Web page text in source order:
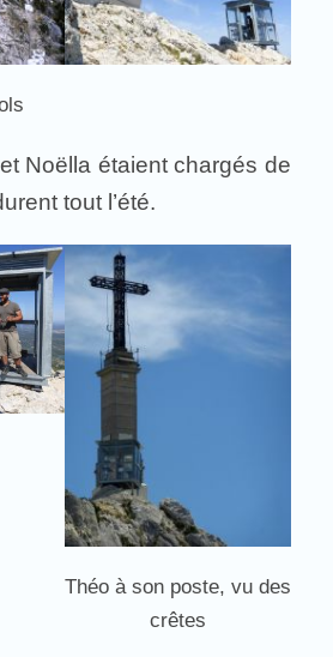
Noëlla étaient chargés de
tout l’été.
Théo à son poste, vu des
crêtes